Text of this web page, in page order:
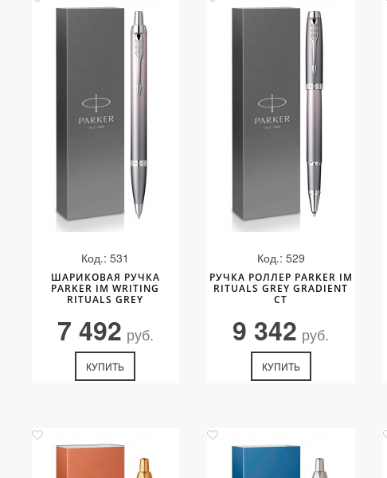
Код.: 531
ШАРИКОВАЯ РУЧКА
PARKER IM WRITING
RITUALS GREY
7 492 руб.
КУПИТЬ
Код.: 529
РУЧКА РОЛЛЕР PARKER IM
RITUALS GREY GRADIENT
CT
9 342 руб.
КУПИТЬ